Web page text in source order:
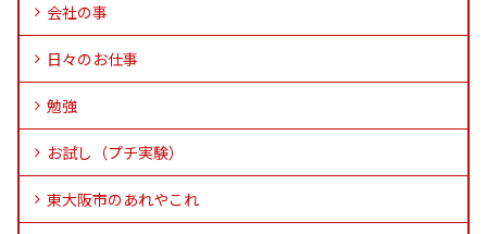
会社の事
日々のお仕事
勉強
お試し（プチ実験）
東大阪市のあれやこれ